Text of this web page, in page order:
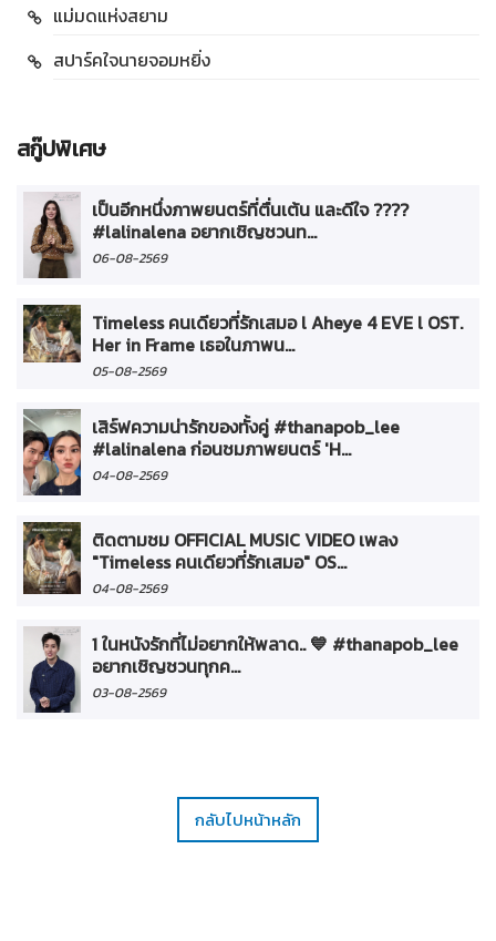
แม่มดแห่งสยาม
สปาร์คใจนายจอมหยิ่ง
สกู๊ปพิเศษ
เป็นอีกหนึ่งภาพยนตร์ที่ตื่นเต้น และดีใจ ????
#lalinalena อยากเชิญชวนท...
06-08-2569
Timeless คนเดียวที่รักเสมอ l Aheye 4 EVE l OST.
Her in Frame เธอในภาพน...
05-08-2569
เสิร์ฟความน่ารักของทั้งคู่ #thanapob_lee
#lalinalena ก่อนชมภาพยนตร์ 'H...
04-08-2569
ติดตามชม OFFICIAL MUSIC VIDEO เพลง
"Timeless คนเดียวที่รักเสมอ" OS...
04-08-2569
1 ในหนังรักที่ไม่อยากให้พลาด.. 💙 #thanapob_lee
อยากเชิญชวนทุกค...
03-08-2569
กลับไปหน้าหลัก